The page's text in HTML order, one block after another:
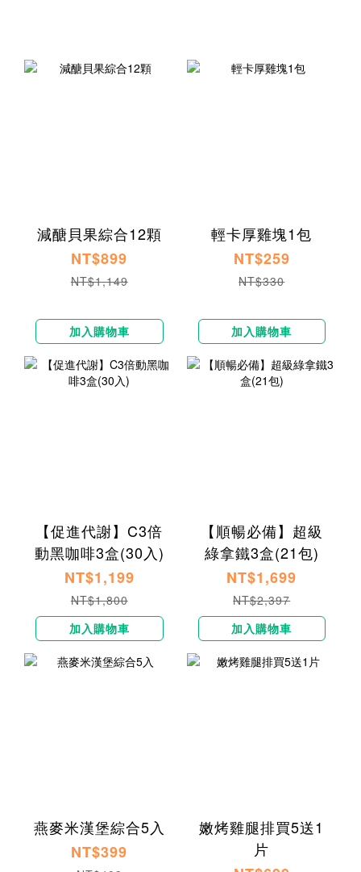
減醣貝果綜合12顆
NT$899
NT$1,149
加入購物車
輕卡厚雞塊1包
NT$259
NT$330
加入購物車
【促進代謝】C3倍
動黑咖啡3盒(30入)
NT$1,199
NT$1,800
加入購物車
【順暢必備】超級
綠拿鐵3盒(21包)
NT$1,699
NT$2,397
加入購物車
燕麥米漢堡綜合5入
NT$399
嫩烤雞腿排買5送1
片